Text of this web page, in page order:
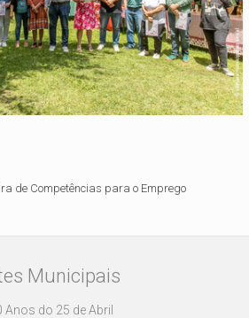
de Competências para o Emprego
Municipais
Anos do 25 de Abril